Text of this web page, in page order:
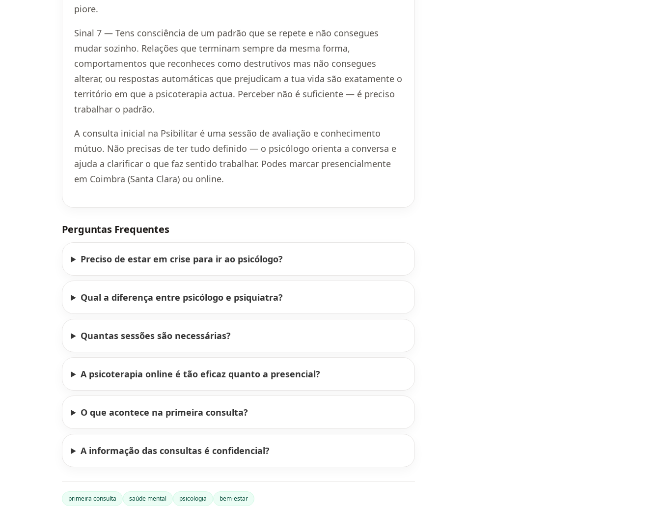
piore.
Sinal 7 — Tens consciência de um padrão que se repete e não consegues
mudar sozinho. Relações que terminam sempre da mesma forma,
comportamentos que reconheces como destrutivos mas não consegues
alterar, ou respostas automáticas que prejudicam a tua vida são exatamente o
território em que a psicoterapia actua. Perceber não é suficiente — é preciso
trabalhar o padrão.
A consulta inicial na Psibilitar é uma sessão de avaliação e conhecimento
mútuo. Não precisas de ter tudo definido — o psicólogo orienta a conversa e
ajuda a clarificar o que faz sentido trabalhar. Podes marcar presencialmente
em Coimbra (Santa Clara) ou online.
Perguntas Frequentes
Preciso de estar em crise para ir ao psicólogo?
Qual a diferença entre psicólogo e psiquiatra?
Quantas sessões são necessárias?
A psicoterapia online é tão eficaz quanto a presencial?
O que acontece na primeira consulta?
A informação das consultas é confidencial?
primeira consulta saúde mental psicologia bem-estar